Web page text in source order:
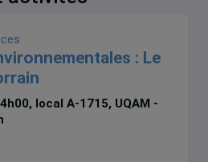
: Le
local A-1715, UQAM -